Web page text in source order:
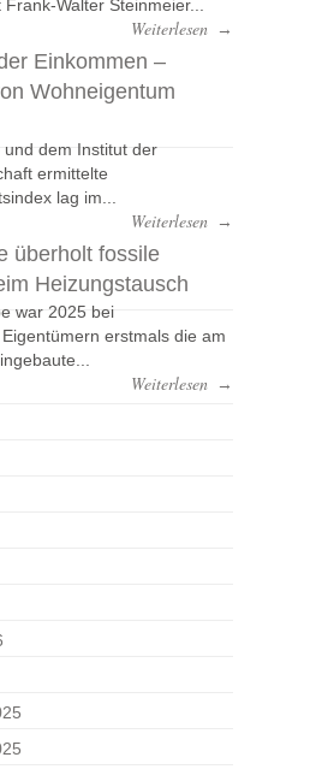
Walter Steinmeier...
Weiterlesen →
Einkommen –
Wohneigentum
dem Institut der
ermittelte
lag im...
Weiterlesen →
überholt fossile
Heizungstausch
war 2025 bei
erstmals die am
Weiterlesen →